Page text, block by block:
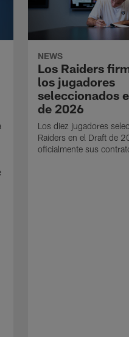
NEWS
Los Raiders
los jugadores
seleccionados
de 2026
Los diez jugadores
Raiders en el Draft de
oficialmente sus